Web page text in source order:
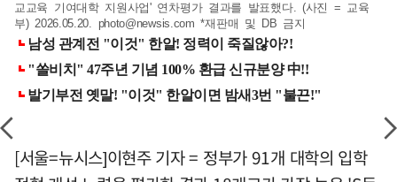
교교육 기여대학 지원사업' 연차평가 결과를 발표했다. (사진 = 교육
부) 2026.05.20. photo@newsis.com *재판매 및 DB 금지
[서울=뉴시스]이현주 기자 = 정부가 91개 대학의 입학